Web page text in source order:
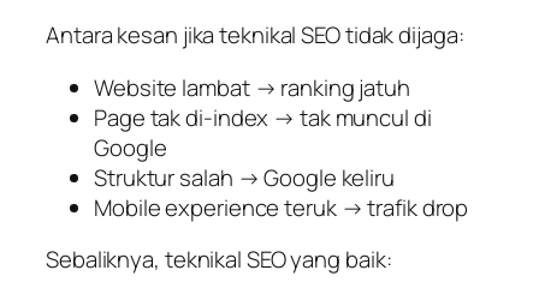
Antara kesan jika teknikal SEO tidak dijaga:
Website lambat → ranking jatuh
Page tak di-index → tak muncul di
Google
Struktur salah → Google keliru
Mobile experience teruk → trafik drop
Sebaliknya, teknikal SEO yang baik: